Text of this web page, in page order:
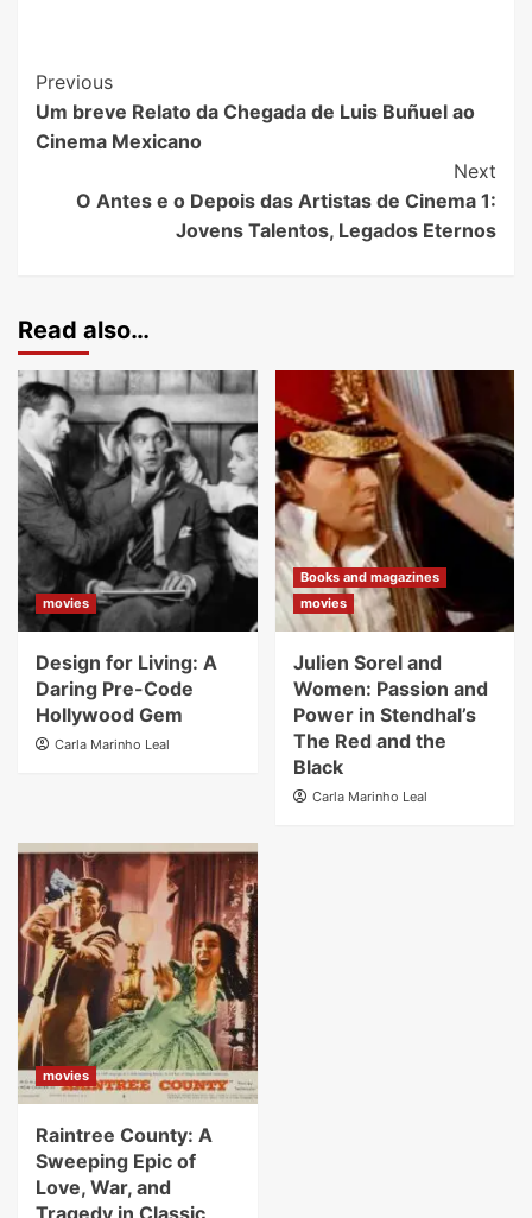
Previous
Um breve Relato da Chegada de Luis Buñuel ao
Cinema Mexicano
Next
O Antes e o Depois das Artistas de Cinema 1:
Jovens Talentos, Legados Eternos
Read also…
movies
Design for Living: A
Daring Pre-Code
Hollywood Gem
Carla Marinho Leal
Books and magazines
movies
Julien Sorel and
Women: Passion and
Power in Stendhal’s
The Red and the
Black
Carla Marinho Leal
movies
Raintree County: A
Sweeping Epic of
Love, War, and
Tragedy in Classic